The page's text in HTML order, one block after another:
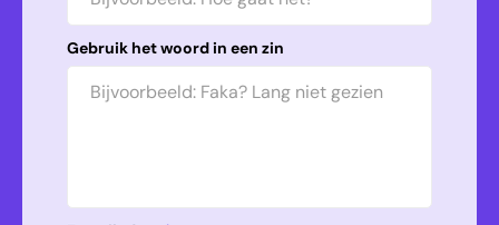
Gebruik het woord in een zin